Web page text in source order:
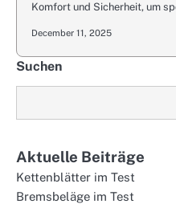
Komfort und Sicherheit, um
December 11, 2025
Suchen
Aktuelle Beiträge
Kettenblätter im Test
Bremsbeläge im Test